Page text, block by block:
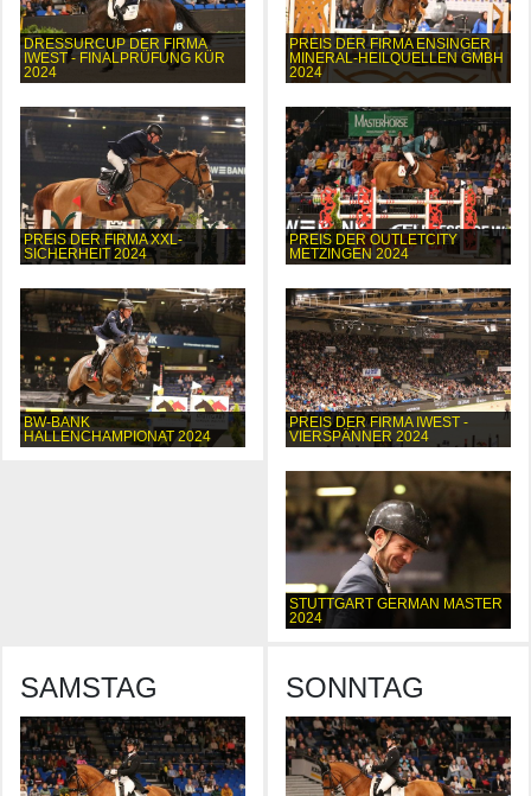
DRESSURCUP DER FIRMA
IWEST - FINALPRÜFUNG KÜR
2024
PREIS DER FIRMA XXL-
SICHERHEIT 2024
BW-BANK
HALLENCHAMPIONAT 2024
PREIS DER FIRMA ENSINGER
MINERAL-HEILQUELLEN GMBH
2024
PREIS DER OUTLETCITY
METZINGEN 2024
PREIS DER FIRMA IWEST -
VIERSPÄNNER 2024
STUTTGART GERMAN MASTER
2024
SAMSTAG SONNTAG